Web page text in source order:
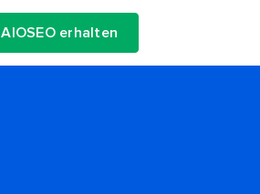
AIOSEO erhalten